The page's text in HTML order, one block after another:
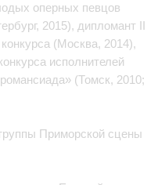
оперных певцов
2015), дипломант II
(Москва, 2014),
исполнителей
(Томск, 2010;
Приморской сцены